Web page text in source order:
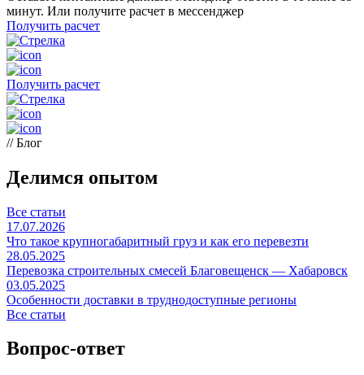
минут. Или получите расчет в мессенджер
Получить расчет
Получить расчет
// Блог
Делимся опытом
Все статьи
17.07.2026
Что такое крупногабаритный груз и как его перевезти
28.05.2025
Перевозка строительных смесей Благовещенск — Хабаровск
03.05.2025
Особенности доставки в труднодоступные регионы
Все статьи
Вопрос-ответ